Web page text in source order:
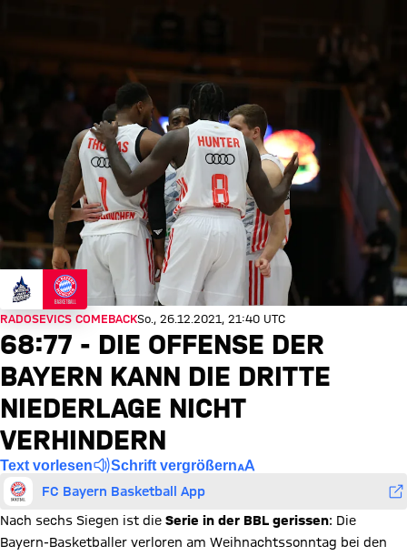
RADOSEVICS COMEBACKSo., 26.12.2021, 21:40 UTC
68:77 - DIE OFFENSE DER
BAYERN KANN DIE DRITTE
NIEDERLAGE NICHT
VERHINDERN
Text vorlesen Schrift vergrößern
FC Bayern Basketball App
Nach sechs Siegen ist die Serie in der BBL gerissen: Die
Bayern-Basketballer verloren am Weihnachtssonntag bei den